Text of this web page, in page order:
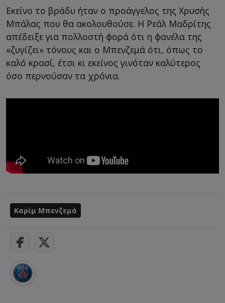
Εκείνο το βράδυ ήταν ο προάγγελος της Χρυσής
Μπάλας που θα ακολουθούσε. Η Ρεάλ Μαδρίτης
απέδειξε για πολλοστή φορά ότι η φανέλα της
«ζυγίζει» τόνους και ο Μπενζεμά ότι, όπως το
καλό κρασί, έτσι κι εκείνος γινόταν καλύτερος
όσο περνούσαν τα χρόνια.
Καρίμ Μπενζεμά